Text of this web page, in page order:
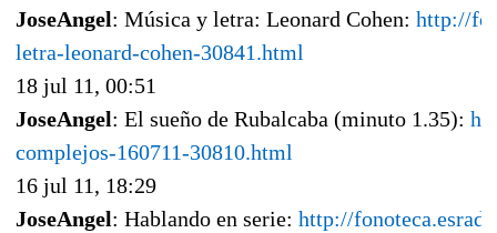
JoseAngel: Música y letra: Leonard Cohen: http://
letra-leonard-cohen-30841.html
18 jul 11, 00:51
JoseAngel: El sueño de Rubalcaba (minuto 1.35):
complejos-160711-30810.html
16 jul 11, 18:29
JoseAngel: Hablando en serie: http://